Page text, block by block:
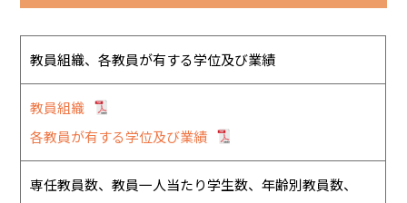
教員組織、各教員が有する学位及び業績
教員組織
各教員が有する学位及び業績
専任教員数、教員一人当たり学生数、年齢別教員数、